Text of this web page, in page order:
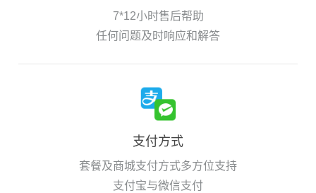
7*12小时售后帮助
任何问题及时响应和解答
支付方式
套餐及商城支付方式多方位支持
支付宝与微信支付